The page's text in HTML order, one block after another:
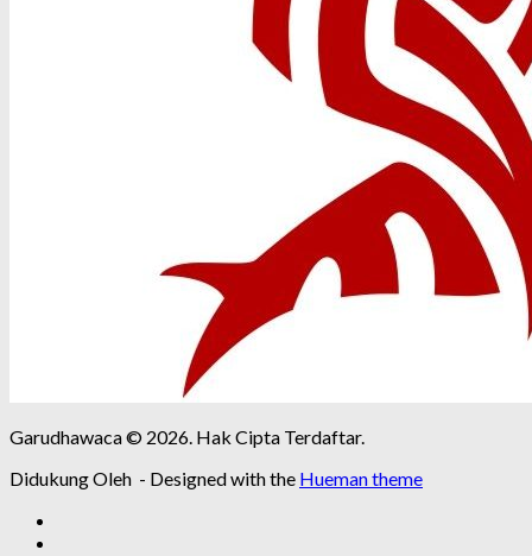
Garudhawaca © 2026. Hak Cipta Terdaftar.
Didukung Oleh - Designed with the Hueman theme